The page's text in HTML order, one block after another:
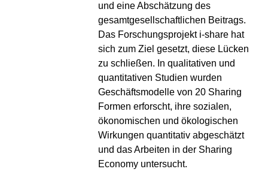
und eine Abschätzung des
gesamtgesellschaftlichen Beitrags.
Das Forschungsprojekt i-share hat
sich zum Ziel gesetzt, diese Lücken
zu schließen. In qualitativen und
quantitativen Studien wurden
Geschäftsmodelle von 20 Sharing
Formen erforscht, ihre sozialen,
ökonomischen und ökologischen
Wirkungen quantitativ abgeschätzt
und das Arbeiten in der Sharing
Economy untersucht.